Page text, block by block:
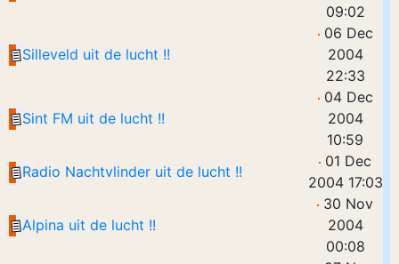
09:02
Silleveld uit de lucht !!
06 Dec
2004
22:33
Sint FM uit de lucht !!
04 Dec
2004
10:59
Radio Nachtvlinder uit de lucht !!
01 Dec
2004 17:03
Alpina uit de lucht !!
30 Nov
2004
00:08